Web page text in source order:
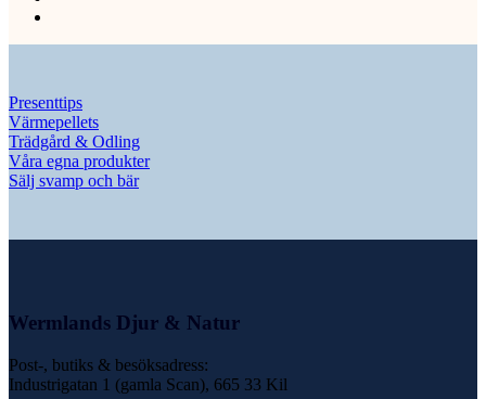
Presenttips
Värmepellets
Trädgård & Odling
Våra egna produkter
Sälj svamp och bär
Wermlands Djur & Natur
Post-, butiks & besöksadress:
Industrigatan 1 (gamla Scan), 665 33 Kil